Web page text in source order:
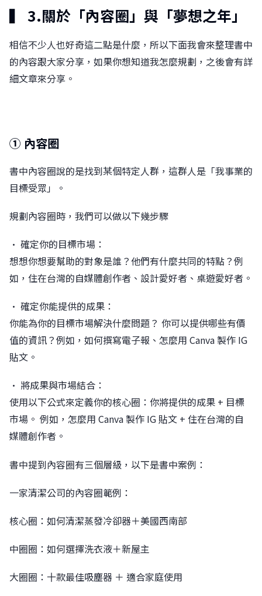
▍ 3.關於「內容圈」與「夢想之年」
相信不少人也好奇這二點是什麼，所以下面我會來整理書中
的內容跟大家分享，如果你想知道我怎麼規劃，之後會有詳
細文章來分享。
① 內容圈
書中內容圈說的是找到某個特定人群，這群人是「我事業的
目標受眾」。
規劃內容圈時，我們可以做以下幾步驟
• 確定你的目標市場：
想想你想要幫助的對象是誰？他們有什麼共同的特點？例
如，住在台灣的自媒體創作者、設計愛好者、桌遊愛好者。󠀠
• 確定你能提供的成果：
你能為你的目標市場解決什麼問題？ 你可以提供哪些有價
值的資訊？例如，如何撰寫電子報、怎麼用 Canva 製作 IG
貼文。
• 將成果與市場結合：
使用以下公式來定義你的核心圈：你將提供的成果 + 目標
市場。 例如，怎麼用 Canva 製作 IG 貼文 + 住在台灣的自
媒體創作者。
書中提到內容圈有三個層級，以下是書中案例：
⼀家清潔公司的內容圈範例：
核⼼圈：如何清潔蒸發冷卻器＋美國西南部
中圈圈：如何選擇洗衣液＋新屋主
⼤圈圈：⼗款最佳吸塵器 ＋ 適合家庭使⽤